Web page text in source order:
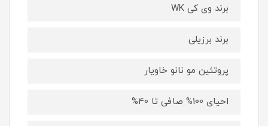
برند وی کی WK
برند برزیلی
پروتئین مو نانو خاویار
احیای 100% صافی تا 40%